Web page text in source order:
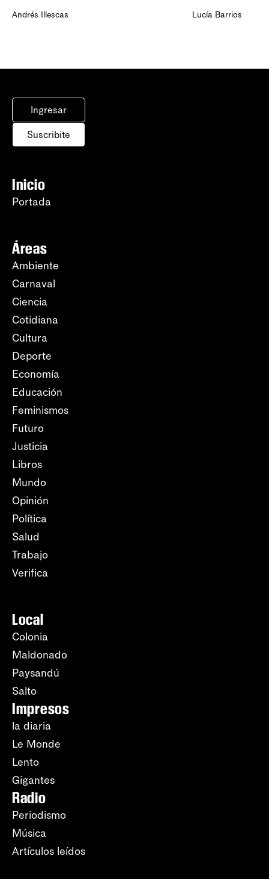
Andrés Illescas Lucía Barrios
Ingresar
Suscribite
Inicio
Portada
Áreas
Ambiente
Carnaval
Ciencia
Cotidiana
Cultura
Deporte
Economía
Educación
Feminismos
Futuro
Justicia
Libros
Mundo
Opinión
Política
Salud
Trabajo
Verifica
Local
Colonia
Maldonado
Paysandú
Salto
Impresos
la diaria
Le Monde
Lento
Gigantes
Radio
Periodismo
Música
Artículos leídos